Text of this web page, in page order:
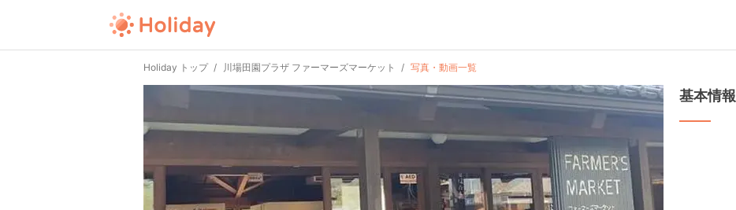
Holiday トップ 川場田園プラザ ファーマーズマーケット 写真・動画一覧
基本情報